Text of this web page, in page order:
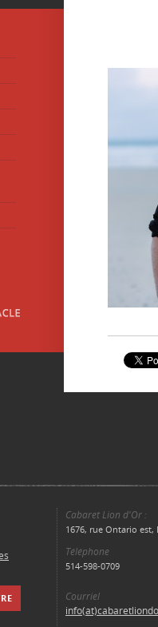
Cabaret Lion d'Or :
1676, rue Ontario est,
Téléphone
514-598-0709
Courriel